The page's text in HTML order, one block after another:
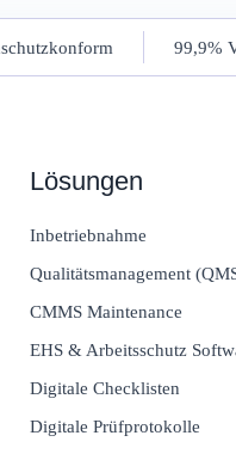
99,9%
Lösungen
Inbetriebnahme
Qualitätsmanagement
CMMS Maintenance
EHS & Arbeitsschutz
Digitale Checklisten
Digitale Prüfprotokolle